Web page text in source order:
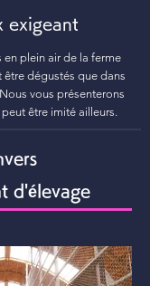
exigeant
plein air de la ferme
être dégustés que dans
vous présenterons
être imité ailleurs.
d'élevage